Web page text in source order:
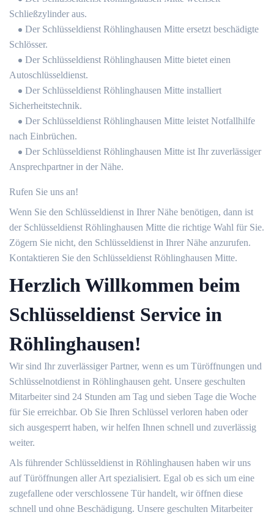
Schließzylinder aus.
Der Schlüsseldienst Röhlinghausen Mitte ersetzt beschädigte
Schlösser.
Der Schlüsseldienst Röhlinghausen Mitte bietet einen
Autoschlüsseldienst.
Der Schlüsseldienst Röhlinghausen Mitte installiert
Sicherheitstechnik.
Der Schlüsseldienst Röhlinghausen Mitte leistet Notfallhilfe
nach Einbrüchen.
Der Schlüsseldienst Röhlinghausen Mitte ist Ihr zuverlässiger
Ansprechpartner in der Nähe.
Rufen Sie uns an!
Wenn Sie den Schlüsseldienst in Ihrer Nähe benötigen, dann ist
der Schlüsseldienst Röhlinghausen Mitte die richtige Wahl für Sie.
Zögern Sie nicht, den Schlüsseldienst in Ihrer Nähe anzurufen.
Kontaktieren Sie den Schlüsseldienst Röhlinghausen Mitte.
Herzlich Willkommen beim
Schlüsseldienst Service in
Röhlinghausen!
Wir sind Ihr zuverlässiger Partner, wenn es um Türöffnungen und
Schlüsselnotdienst in Röhlinghausen geht. Unsere geschulten
Mitarbeiter sind 24 Stunden am Tag und sieben Tage die Woche
für Sie erreichbar. Ob Sie Ihren Schlüssel verloren haben oder
sich ausgesperrt haben, wir helfen Ihnen schnell und zuverlässig
weiter.
Als führender Schlüsseldienst in Röhlinghausen haben wir uns
auf Türöffnungen aller Art spezialisiert. Egal ob es sich um eine
zugefallene oder verschlossene Tür handelt, wir öffnen diese
schnell und ohne Beschädigung. Unsere geschulten Mitarbeiter